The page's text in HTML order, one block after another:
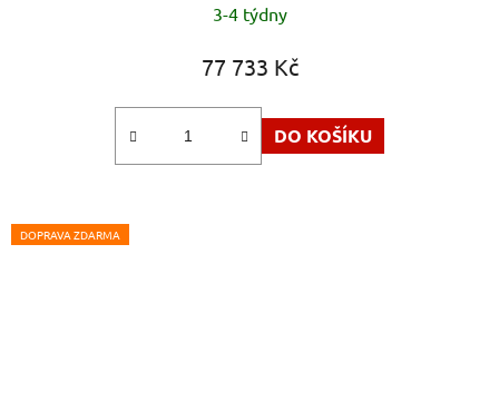
hodnocení
produktu
5,0
3-4 týdny
77 733 Kč
DO KOŠÍKU
DOPRAVA ZDARMA